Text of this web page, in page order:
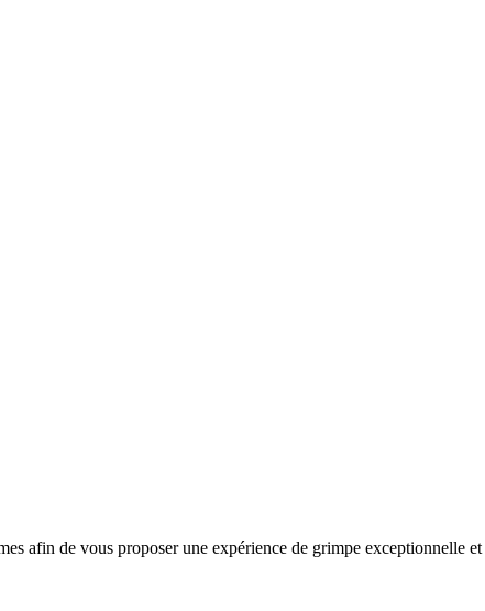
afin de vous proposer une expérience de grimpe exceptionnelle